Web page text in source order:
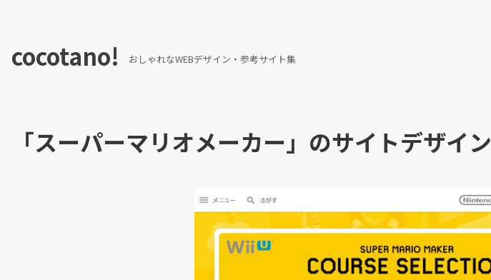
cocotano! おしゃれなWEBデザイン・参考サイト集
「スーパーマリオメーカー」のサイトデザイン